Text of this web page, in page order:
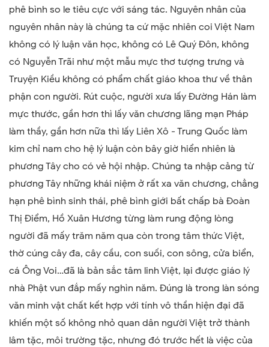
phê bình so le tiêu cực với sáng tác. Nguyên nhân của
nguyên nhân này là chúng ta cứ mặc nhiên coi Việt Nam
không có lý luận văn học, không có Lê Quý Đôn, không
có Nguyễn Trãi như một mẫu mực thơ tượng trưng và
Truyện Kiều không có phẩm chất giáo khoa thư về thân
phận con người. Rút cuộc, người xưa lấy Đường Hán làm
mực thước, gần hơn thì lấy văn chương lãng mạn Pháp
làm thầy, gần hơn nữa thì lấy Liên Xô - Trung Quốc làm
kim chỉ nam cho hệ lý luận còn bây giờ hiển nhiên là
phương Tây cho có vẻ hội nhập. Chúng ta nhập cảng từ
phương Tây những khái niệm ở rất xa văn chương, chẳng
hạn phê bình sinh thái, phê bình giới bất chấp bà Đoàn
Thị Điểm, Hồ Xuân Hương từng làm rung động lòng
người đã mấy trăm năm qua còn trong tâm thức Việt,
thờ cúng cây đa, cây cầu, con suối, con sông, cửa biển,
cá Ông Voi…đã là bản sắc tâm linh Việt, lại được giáo lý
nhà Phật vun đắp mấy nghìn năm. Đúng là trong làn sóng
văn minh vật chất kết hợp với tính vô thần hiện đại đã
khiến một số không nhỏ quan dân người Việt trở thành
lâm tặc, môi trường tặc, nhưng đó trước hết là việc của